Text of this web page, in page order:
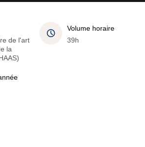
de l'art
la
Volume horaire
39h